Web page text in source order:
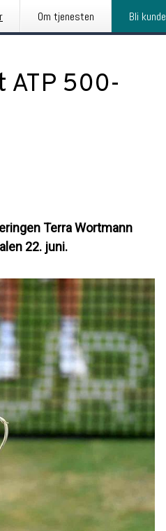
Om tjenesten Bli kunde
ATP 500-
Terra Wortmann
22. juni.